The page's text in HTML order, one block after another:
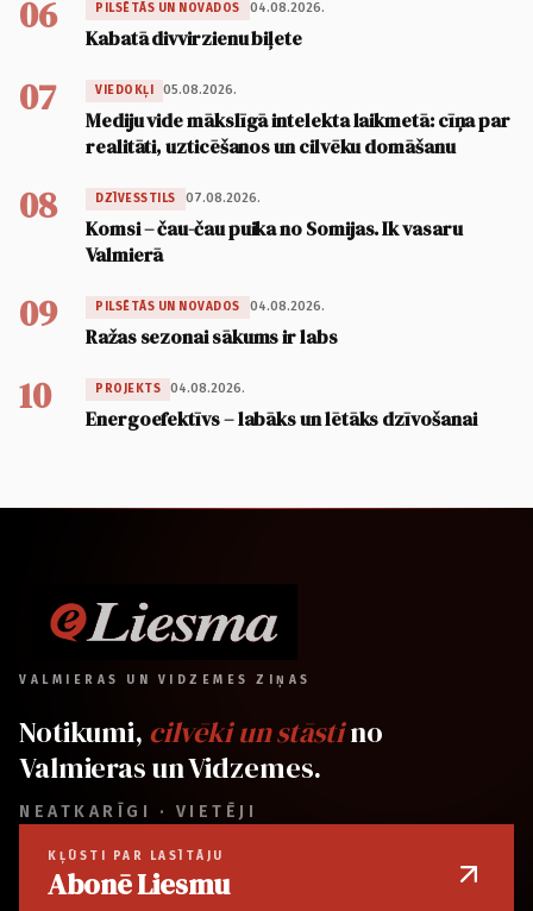
06 PILSĒTĀS UN NOVADOS 04.08.2026.
Kabatā divvirzienu biļete
07 VIEDOKĻI 05.08.2026.
Mediju vide mākslīgā intelekta laikmetā: cīņa par
realitāti, uzticēšanos un cilvēku domāšanu
08 DZĪVESSTILS 07.08.2026.
Komsi – čau-čau puika no Somijas. Ik vasaru
Valmierā
09 PILSĒTĀS UN NOVADOS 04.08.2026.
Ražas sezonai sākums ir labs
10 PROJEKTS 04.08.2026.
Energoefektīvs – labāks un lētāks dzīvošanai
VALMIERAS UN VIDZEMES ZIŅAS
Notikumi, cilvēki un stāstino
Valmieras un Vidzemes.
NEATKARĪGI · VIETĒJI
KĻŪSTI PAR LASĪTĀJU
Abonē Liesmu